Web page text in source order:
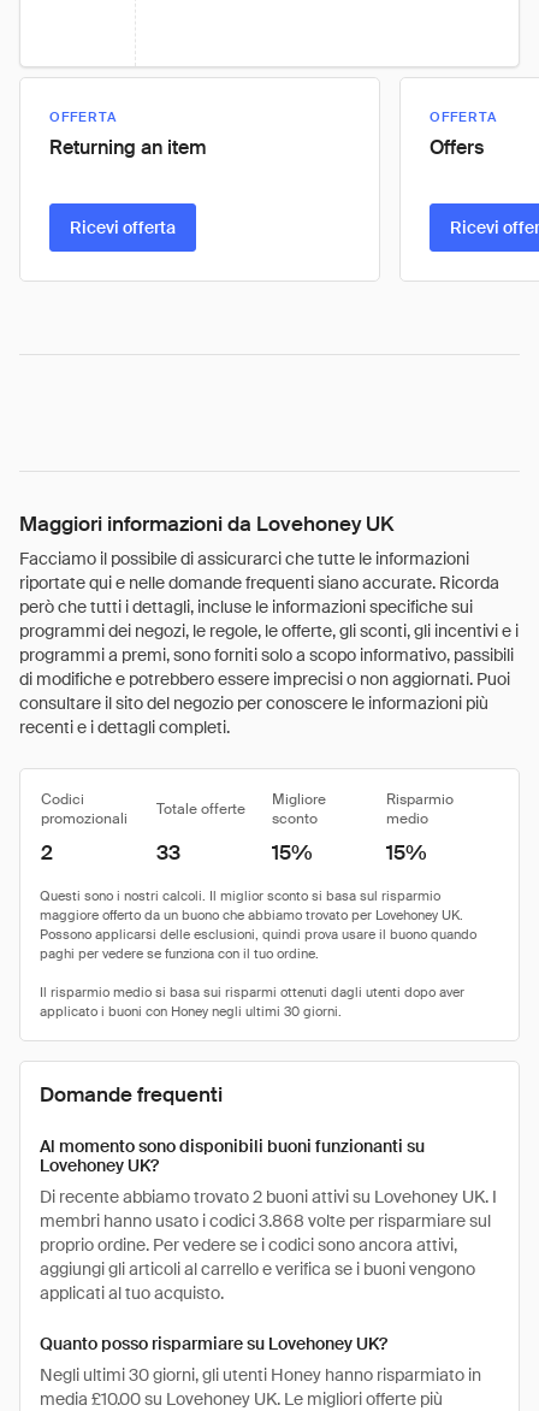
OFFERTA
Returning an item
Ricevi offerta
OFFERTA
Offers
Ricevi
Maggiori informazioni da Lovehoney UK
Facciamo il possibile di assicurarci che tutte le informazioni
riportate qui e nelle domande frequenti siano accurate. Ricorda
però che tutti i dettagli, incluse le informazioni specifiche sui
programmi dei negozi, le regole, le offerte, gli sconti, gli incentivi e i
programmi a premi, sono forniti solo a scopo informativo, passibili
di modifiche e potrebbero essere imprecisi o non aggiornati. Puoi
consultare il sito del negozio per conoscere le informazioni più
recenti e i dettagli completi.
Codici
promozionali
Totale offerte
Migliore
sconto
Risparmio
medio
2 33 15% 15%
Domande frequenti
Al momento sono disponibili buoni funzionanti su
Lovehoney UK?
Di recente abbiamo trovato 2 buoni attivi su Lovehoney UK. I
membri hanno usato i codici 3.868 volte per risparmiare sul
proprio ordine. Per vedere se i codici sono ancora attivi,
aggiungi gli articoli al carrello e verifica se i buoni vengono
applicati al tuo acquisto.
Quanto posso risparmiare su Lovehoney UK?
Negli ultimi 30 giorni, gli utenti Honey hanno risparmiato in
media £10.00 su Lovehoney UK. Le migliori offerte più